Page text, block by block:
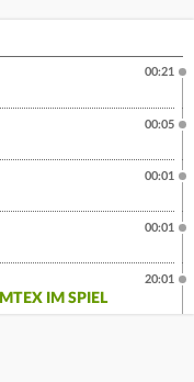
00:21
00:05
00:01
00:01
IM SPIEL
20:01